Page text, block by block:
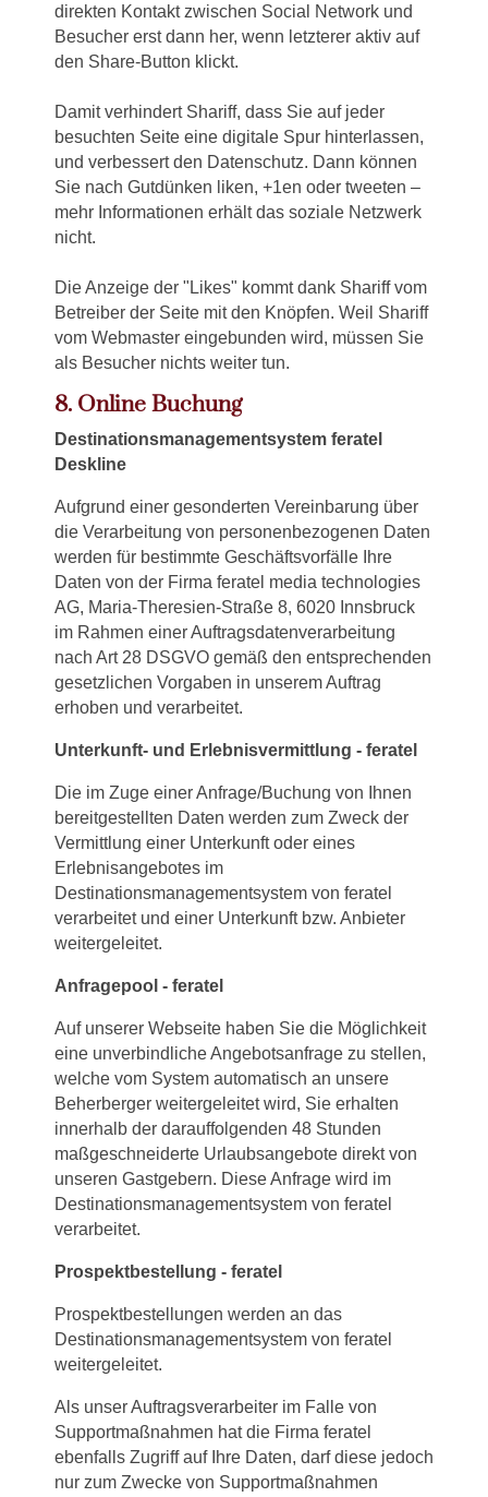
direkten Kontakt zwischen Social Network und
Besucher erst dann her, wenn letzterer aktiv auf
den Share-Button klickt.
Damit verhindert Shariff, dass Sie auf jeder
besuchten Seite eine digitale Spur hinterlassen,
und verbessert den Datenschutz. Dann können
Sie nach Gutdünken liken, +1en oder tweeten –
mehr Informationen erhält das soziale Netzwerk
nicht.
Die Anzeige der "Likes" kommt dank Shariff vom
Betreiber der Seite mit den Knöpfen. Weil Shariff
vom Webmaster eingebunden wird, müssen Sie
als Besucher nichts weiter tun.
8. Online Buchung
Destinationsmanagementsystem feratel
Deskline
Aufgrund einer gesonderten Vereinbarung über
die Verarbeitung von personenbezogenen Daten
werden für bestimmte Geschäftsvorfälle Ihre
Daten von der Firma feratel media technologies
AG, Maria-Theresien-Straße 8, 6020 Innsbruck
im Rahmen einer Auftragsdatenverarbeitung
nach Art 28 DSGVO gemäß den entsprechenden
gesetzlichen Vorgaben in unserem Auftrag
erhoben und verarbeitet.
Unterkunft- und Erlebnisvermittlung - feratel
Die im Zuge einer Anfrage/Buchung von Ihnen
bereitgestellten Daten werden zum Zweck der
Vermittlung einer Unterkunft oder eines
Erlebnisangebotes im
Destinationsmanagementsystem von feratel
verarbeitet und einer Unterkunft bzw. Anbieter
weitergeleitet.
Anfragepool - feratel
Auf unserer Webseite haben Sie die Möglichkeit
eine unverbindliche Angebotsanfrage zu stellen,
welche vom System automatisch an unsere
Beherberger weitergeleitet wird, Sie erhalten
innerhalb der darauffolgenden 48 Stunden
maßgeschneiderte Urlaubsangebote direkt von
unseren Gastgebern. Diese Anfrage wird im
Destinationsmanagementsystem von feratel
verarbeitet.
Prospektbestellung - feratel
Prospektbestellungen werden an das
Destinationsmanagementsystem von feratel
weitergeleitet.
Als unser Auftragsverarbeiter im Falle von
Supportmaßnahmen hat die Firma feratel
ebenfalls Zugriff auf Ihre Daten, darf diese jedoch
nur zum Zwecke von Supportmaßnahmen